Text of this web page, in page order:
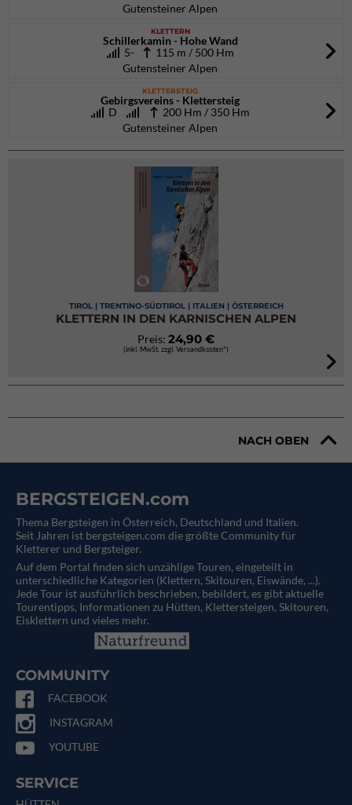
Gutensteiner Alpen
KLETTERN
Schillerkamin - Hohe Wand
5- 115 m / 500 Hm
Gutensteiner Alpen
KLETTERSTEIG
Gebirgsvereins - Klettersteig
D
200 Hm / 350 Hm
Gutensteiner Alpen
TIROL | TRENTINO-SÜDTIROL | ITALIEN | ÖSTERREICH
KLETTERN IN DEN KARNISCHEN ALPEN
Preis: 24,90 €
(inkl. MwSt. zzgl. Versandkosten*)
NACH OBEN
BERGSTEIGEN.com
Thema Bergsteigen in Österreich, Deutschland und Italien.
Seit Jahren ist bergsteigen.com die größte Community für
Kletterer und Bergsteiger.
Auf dem Portal finden sich unzählige Touren, eingeteilt in
unterschiedliche Kategorien (Klettern, Skitouren, Eiswände, ...).
Jede Tour ist ausführlich beschrieben, bebildert, es gibt aktuelle
Tourentipps, Informationen zu Hütten, Klettersteigen, Skitouren,
Eisklettern und vieles mehr.
COMMUNITY
FACEBOOK
INSTAGRAM
YOUTUBE
SERVICE